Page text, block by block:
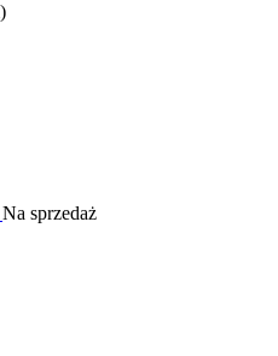
Na sprzedaż